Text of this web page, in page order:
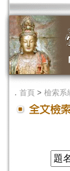
． 首頁 > 檢索系